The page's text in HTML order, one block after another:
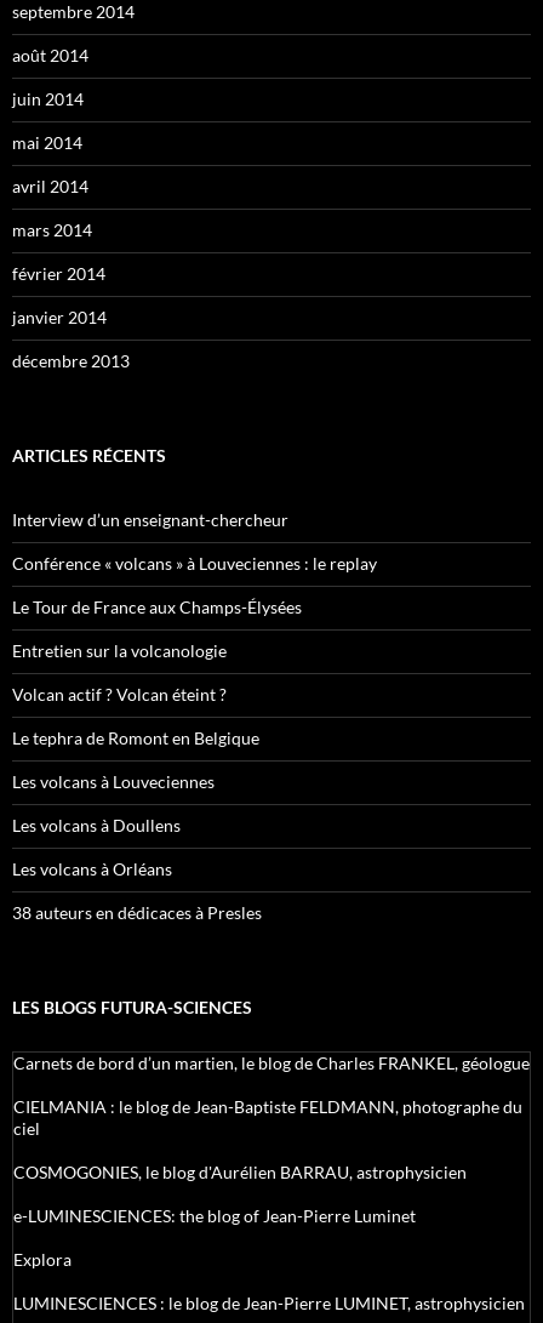
septembre 2014
août 2014
juin 2014
mai 2014
avril 2014
mars 2014
février 2014
janvier 2014
décembre 2013
ARTICLES RÉCENTS
Interview d’un enseignant-chercheur
Conférence « volcans » à Louveciennes : le replay
Le Tour de France aux Champs-Élysées
Entretien sur la volcanologie
Volcan actif ? Volcan éteint ?
Le tephra de Romont en Belgique
Les volcans à Louveciennes
Les volcans à Doullens
Les volcans à Orléans
38 auteurs en dédicaces à Presles
LES BLOGS FUTURA-SCIENCES
Carnets de bord d’un martien, le blog de Charles FRANKEL, géologue
CIELMANIA : le blog de Jean-Baptiste FELDMANN, photographe du
ciel
COSMOGONIES, le blog d'Aurélien BARRAU, astrophysicien
e-LUMINESCIENCES: the blog of Jean-Pierre Luminet
Explora
LUMINESCIENCES : le blog de Jean-Pierre LUMINET, astrophysicien